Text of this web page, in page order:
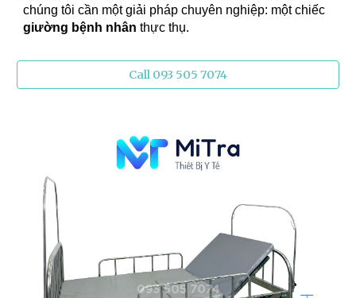
chúng tôi cần một giải pháp chuyên nghiệp: một chiếc
giường bệnh nhân thực thụ.
Call 093 505 7074